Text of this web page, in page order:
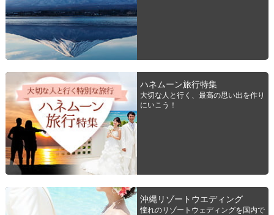
ハネムーン旅行特集
大切な人と行く、最高の思い出を作り
にいこう！
沖縄リゾートウエディング
憧れのリゾートウェディングを国内で